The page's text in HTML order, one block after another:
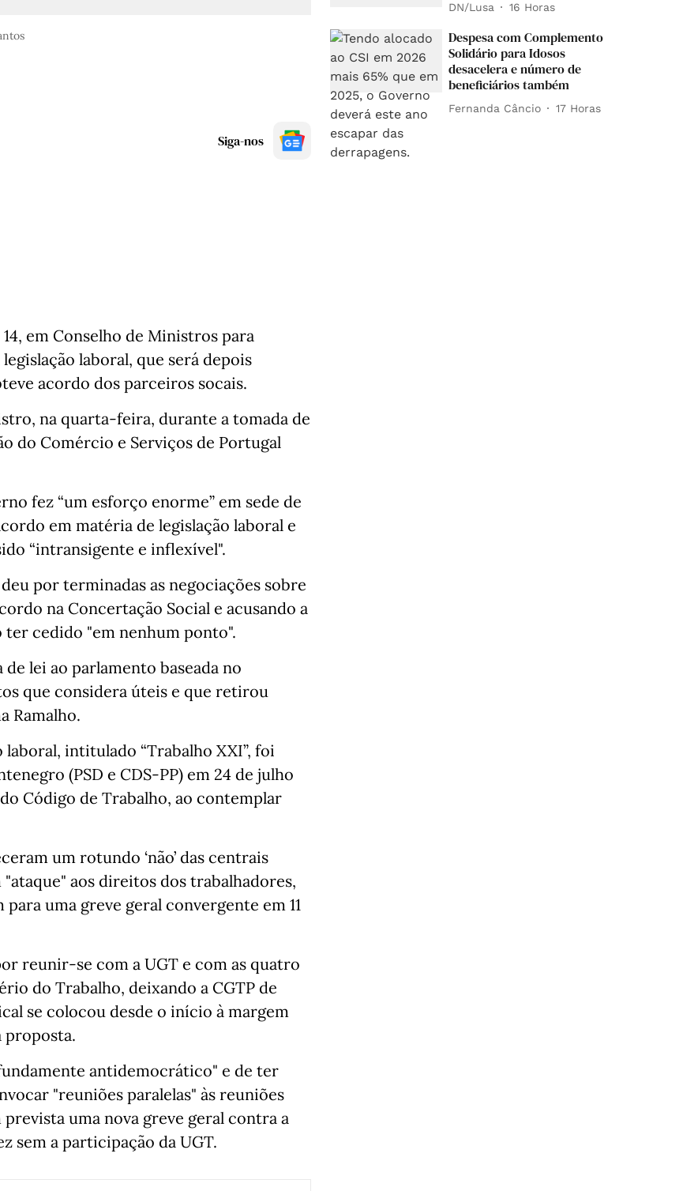
Siga-nos
em Conselho de Ministros para
laboral, que será depois
acordo dos parceiros socais.
na quarta-feira, durante a tomada de
do Comércio e Serviços de Portugal
fez “um esforço enorme” em sede de
em matéria de legislação laboral e
“intransigente e inflexível".
por terminadas as negociações sobre
na Concertação Social e acusando a
cedido "em nenhum ponto".
lei ao parlamento baseada no
que considera úteis e que retirou
Ramalho.
intitulado “Trabalho XXI”, foi
(PSD e CDS-PP) em 24 de julho
Código de Trabalho, ao contemplar
um rotundo ‘não’ das centrais
aos direitos dos trabalhadores,
uma greve geral convergente em 11
reunir-se com a UGT e com as quatro
do Trabalho, deixando a CGTP de
se colocou desde o início à margem
proposta.
antidemocrático" e de ter
"reuniões paralelas" às reuniões
uma nova greve geral contra a
sem a participação da UGT.
DN/Lusa 16 Horas
Despesa com Complemento
Solidário para Idosos
desacelera e número de
beneficiários também
Fernanda Câncio 17 Horas